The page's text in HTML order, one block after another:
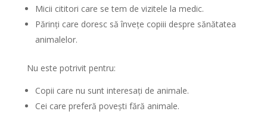
Micii cititori care se tem de vizitele la medic.
Părinți care doresc să învețe copiii despre sănătatea
animalelor.
Nu este potrivit pentru:
Copii care nu sunt interesați de animale.
Cei care preferă povești fără animale.